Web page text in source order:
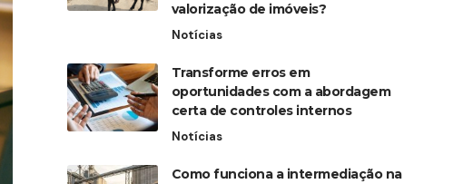
valorização de imóveis?
Notícias
Transforme erros em
oportunidades com a abordagem
certa de controles internos
Notícias
Como funciona a intermediação na